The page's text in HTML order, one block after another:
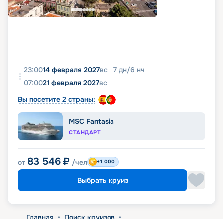
23:0014 февраля 2027вс 7 дн/6 нч
07:0021 февраля 2027вс
Вы посетите 2 страны:
MSC Fantasia
СТАНДАРТ
от 83 546 ₽ /чел +1 000
Выбрать круиз
Главная • Поиск круизов •